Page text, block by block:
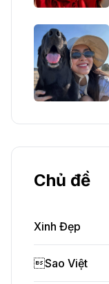
Chủ đề
Xinh Đẹp
Sao Việt